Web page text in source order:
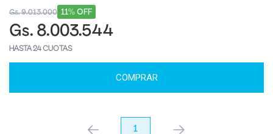
11% OFF
Gs. 9.013.000
Gs. 8.003.544
HASTA 24 CUOTAS
COMPRAR
anterior 1 próximo